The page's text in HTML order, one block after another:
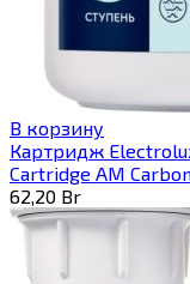
В корзину
Картридж
Cartridge AM
62,20 Br